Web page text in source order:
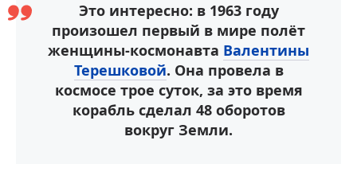
Это интересно: в 1963 году
произошел первый в мире полёт
женщины-космонавта Валентины
Терешковой. Она провела в
космосе трое суток, за это время
корабль сделал 48 оборотов
вокруг Земли.